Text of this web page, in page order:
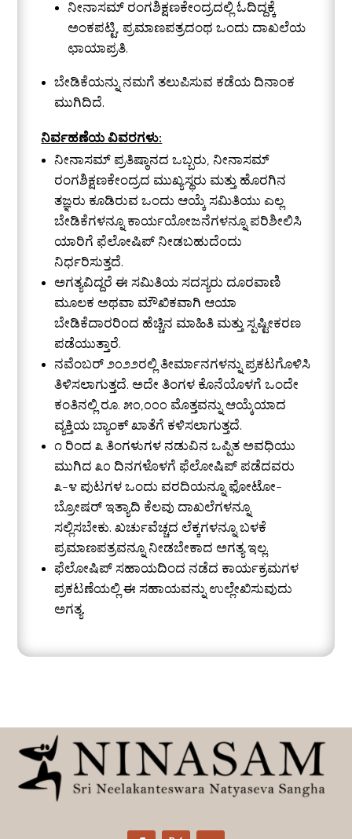
ನೀನಾಸಮ್ ರಂಗಶಿಕ್ಷಣಕೇಂದ್ರದಲ್ಲಿ ಓದಿದ್ದಕ್ಕೆ
ಅಂಕಪಟ್ಟಿ, ಪ್ರಮಾಣಪತ್ರದಂಥ ಒಂದು ದಾಖಲೆಯ
ಛಾಯಾಪ್ರತಿ.
ಬೇಡಿಕೆಯನ್ನು ನಮಗೆ ತಲುಪಿಸುವ ಕಡೆಯ ದಿನಾಂಕ
ಮುಗಿದಿದೆ.
ನಿರ್ವಹಣೆಯ ವಿವರಗಳು:
ನೀನಾಸಮ್ ಪ್ರತಿಷ್ಠಾನದ ಒಬ್ಬರು, ನೀನಾಸಮ್
ರಂಗಶಿಕ್ಷಣಕೇಂದ್ರದ ಮುಖ್ಯಸ್ಥರು ಮತ್ತು ಹೊರಗಿನ
ತಜ್ಞರು ಕೂಡಿರುವ ಒಂದು ಆಯ್ಕೆ ಸಮಿತಿಯು ಎಲ್ಲ
ಬೇಡಿಕೆಗಳನ್ನೂ ಕಾರ್ಯಯೋಜನೆಗಳನ್ನೂ ಪರಿಶೀಲಿಸಿ
ಯಾರಿಗೆ ಫೆಲೋಷಿಪ್ ನೀಡಬಹುದೆಂದು
ನಿರ್ಧರಿಸುತ್ತದೆ.
ಅಗತ್ಯವಿದ್ದರೆ ಈ ಸಮಿತಿಯ ಸದಸ್ಯರು ದೂರವಾಣಿ
ಮೂಲಕ ಅಥವಾ ಮೌಖಿಕವಾಗಿ ಆಯಾ
ಬೇಡಿಕೆದಾರರಿಂದ ಹೆಚ್ಚಿನ ಮಾಹಿತಿ ಮತ್ತು ಸ್ಪಷ್ಟೀಕರಣ
ಪಡೆಯುತ್ತಾರೆ.
ನವೆಂಬರ್ ೨೦೨೨ರಲ್ಲಿ ತೀರ್ಮಾನಗಳನ್ನು ಪ್ರಕಟಗೊಳಿಸಿ
ತಿಳಿಸಲಾಗುತ್ತದೆ. ಅದೇ ತಿಂಗಳ ಕೊನೆಯೊಳಗೆ ಒಂದೇ
ಕಂತಿನಲ್ಲಿ ರೂ. ೫೦,೦೦೦ ಮೊತ್ತವನ್ನು ಆಯ್ಕೆಯಾದ
ವ್ಯಕ್ತಿಯ ಬ್ಯಾಂಕ್ ಖಾತೆಗೆ ಕಳಿಸಲಾಗುತ್ತದೆ.
೧ ರಿಂದ ೩ ತಿಂಗಳುಗಳ ನಡುವಿನ ಒಪ್ಪಿತ ಅವಧಿಯು
ಮುಗಿದ ೩೦ ದಿನಗಳೊಳಗೆ ಫೆಲೋಷಿಪ್ ಪಡೆದವರು
೩-೪ ಪುಟಗಳ ಒಂದು ವರದಿಯನ್ನೂ ಫೋಟೋ-
ಬ್ರೋಷರ್ ಇತ್ಯಾದಿ ಕೆಲವು ದಾಖಲೆಗಳನ್ನೂ
ಸಲ್ಲಿಸಬೇಕು. ಖರ್ಚುವೆಚ್ಚದ ಲೆಕ್ಕಗಳನ್ನೂ ಬಳಕೆ
ಪ್ರಮಾಣಪತ್ರವನ್ನೂ ನೀಡಬೇಕಾದ ಅಗತ್ಯ ಇಲ್ಲ.
ಫೆಲೋಷಿಪ್ ಸಹಾಯದಿಂದ ನಡೆದ ಕಾರ್ಯಕ್ರಮಗಳ
ಪ್ರಕಟಣೆಯಲ್ಲಿ ಈ ಸಹಾಯವನ್ನು ಉಲ್ಲೇಖಿಸುವುದು
ಅಗತ್ಯ.